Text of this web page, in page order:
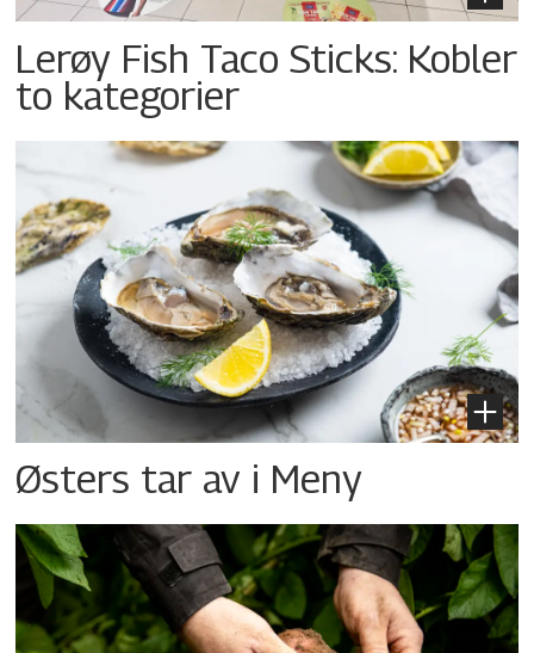
Lerøy Fish Taco Sticks: Kobler
to kategorier
Østers tar av i Meny